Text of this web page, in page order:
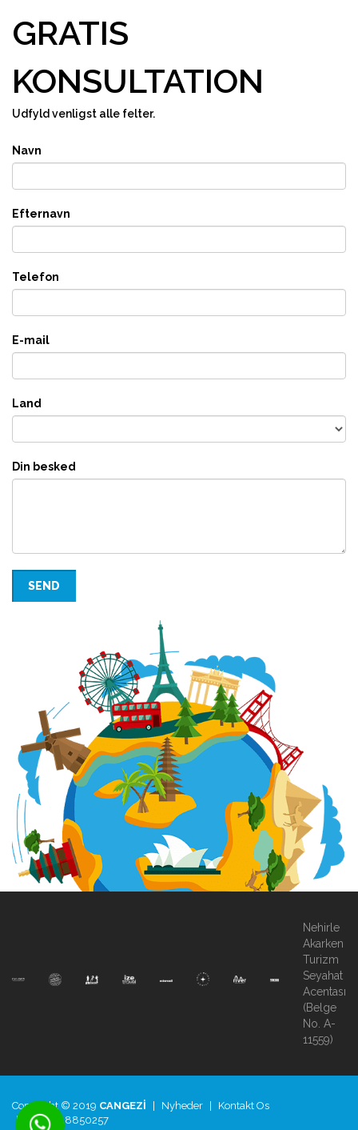
GRATIS
KONSULTATION
Udfyld venligst alle felter.
Navn
Efternavn
Telefon
E-mail
Land
Din besked
SEND
Nehirle
Akarken
Turizm
Seyahat
Acentası
(Belge
No. A-
11559)
Copyright © 2019 CANGEZİ | Nyheder |
Kontakt Os
|
+90.850.8850257